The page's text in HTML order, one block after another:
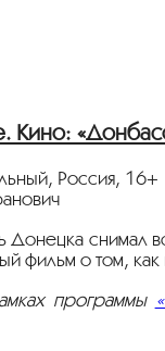
Россия, 16+
Донецка снимал
фильм о том,
программы